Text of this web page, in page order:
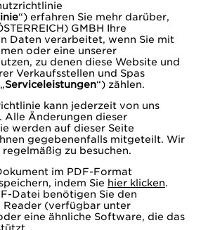
“) erfahren Sie mehr darüber,
GMBH Ihre
Daten verarbeitet, wenn Sie mit
oder eine unserer
zu denen diese Website und
Verkaufsstellen und Spas
Serviceleistungen“) zählen.
kann jederzeit von uns
Alle Änderungen dieser
werden auf dieser Seite
gegebenenfalls mitgeteilt. Wir
zu besuchen.
im PDF-Format
indem Sie hier klicken.
Datei benötigen Sie den
Reader (verfügbar unter
eine ähnliche Software, die das